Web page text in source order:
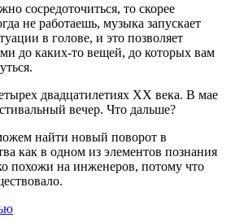
сосредоточиться, то скорее
не работаешь, музыка запускает
в голове, и это позволяет
до каких-то вещей, до которых вам
двадцатилетиях XX века. В мае
вечер. Что дальше?
найти новый поворот в
как в одном из элементов познания
похожи на инженеров, потому что